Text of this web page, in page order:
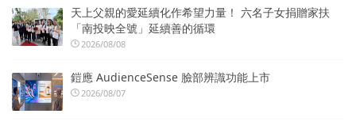
天上父親的愛延續化作希望力量！ 六名子女捐贈家扶
「南投映全號」延續善的循環
2026/08/08
鎧應 AudienceSense 臉部辨識功能上市
2026/08/07